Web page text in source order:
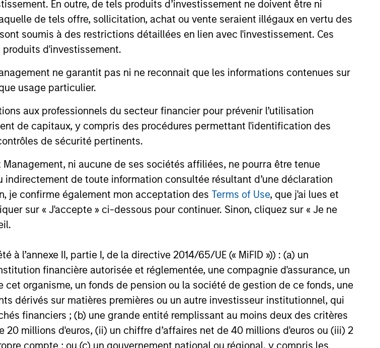
En outre, de tels produits d’investissement ne doivent être ni
de tels offre, sollicitation, achat ou vente seraient illégaux en vertu des
soumis à des restrictions détaillées en lien avec l'investissement. Ces
d'investissement.
ne garantit pas ni ne reconnait que les informations contenues sur
usage particulier.
aux professionnels du secteur financier pour prévenir l’utilisation
de capitaux, y compris des procédures permettant l'identification des
de sécurité pertinents.
ni aucune de ses sociétés affiliées, ne pourra être tenue
de toute information consultée résultant d’une déclaration
je confirme également mon acceptation des Terms of Use, que j'ai lues et
sur « J'accepte » ci-dessous pour continuer. Sinon, cliquez sur « Je ne
à l’annexe II, partie I, de la directive 2014/65/UE (« MiFID »)) : (a) un
financière autorisée et réglementée, une compagnie d'assurance, un
organisme, un fonds de pension ou la société de gestion de ce fonds, une
dérivés sur matières premières ou un autre investisseur institutionnel, qui
financiers ; (b) une grande entité remplissant au moins deux des critères
millions d'euros, (ii) un chiffre d’affaires net de 40 millions d'euros ou (iii) 2
compte ; ou (c) un gouvernement national ou régional, y compris les
2026 Outlook
to gradually overtake
allowing lenders to
strengthen terms, and
premium to public
in our 2026 Private
PRESS RELEASE
Mexican Fintech Unicorn Clip
Announces US$100 Million
Investment
Clip, Mexico's leading digital payments and
investment round of US$100 million from
investment funds managed by Morgan
Stanley Tactical Value (“MSTV”) and from
one of the largest, most experienced
investment values Clip in line with the
Series D round completed in 2021.
or other laws of such jurisdiction.
strategy, including additional risk considerations.